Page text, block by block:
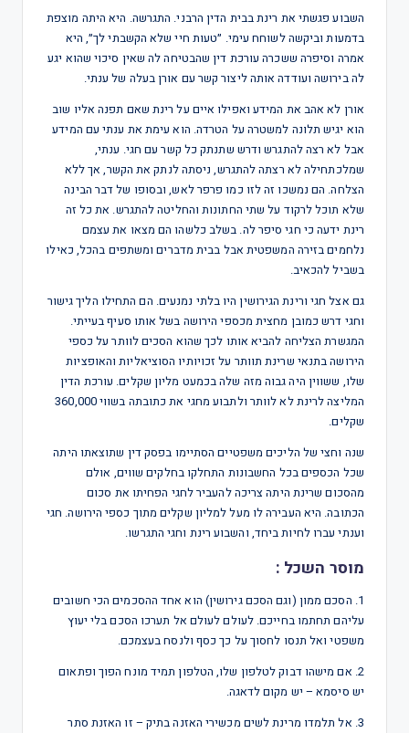
השבוע פגשתי את רינת בבית הדין הרבני. התגרשה. היא היתה מוצפת
בדמעות וביקשה לשוחח עימי. ״טעות חיי שלא הקשבתי לך״, היא
אמרה וסיפרה ששכרה עורכת דין שהבטיחה לה שאין סיכוי שהוא יגע
לה בירושה ועודדה אותה ליצור קשר עם אורן בעלה של ענתי.
אורן לא אהב את המידע ואפילו איים על רינת שאם תפנה אליו שוב
הוא יגיש תלונה למשטרה על הטרדה. הוא עימת את ענתי עם המידע
אבל לא רצה להתגרש ודרש שתנתק כל קשר עם חגי. ענתי,
שמלכתחילה לא רצתה להתגרש, ניסתה לנתק את הקשר, אך ללא
הצלחה. הם נמשכו זה לזו כמו פרפר לאש, ובסופו של דבר הבינה
שלא תוכל לרקוד על שתי החתונות והחליטה להתגרש. את כל זה
רינת ידעה כי חגי סיפר לה. בשלב כלשהו הם מצאו את עצמם
נלחמים בזירה המשפטית אבל בבית מדברים ומשתפים בהכל, כאילו
בשביל להכאיב.
גם אצל חגי ורינת הגירושין היו בלתי נמנעים. הם התחילו הליך גישור
וחגי דרש כמובן מחצית מכספי הירושה בשל אותו סעיף בעייתי.
המגשרת הצליחה להביא אותו לכך שהוא הסכים לוותר על כספי
הירושה בתנאי שרינת תוותר על זכויותיו הסוציאליות והאופציות
שלו, ששווין היה גבוה מזה שלה בכמעט מליון שקלים. עורכת הדין
המליצה לרינת לא לוותר ולתבוע מחגי את כתובתה בשווי 360,000
שקלים.
שנה וחצי של הליכים משפטיים הסתיימו בפסק דין שתוצאתו היתה
שכל הכספים בכל החשבונות התחלקו בחלקים שווים, אולם
מהסכום שרינת היתה צריכה להעביר לחגי הפחיתו את סכום
הכתובה. היא העבירה לו מעל למליון שקלים מתוך כספי הירושה. חגי
וענתי עברו לחיות ביחד, והשבוע רינת וחגי התגרשו.
מוסר השכל :
1. הסכם ממון (וגם הסכם גירושין) הוא אחד ההסכמים הכי חשובים
עליהם תחתמו בחייכם. לעולם לעולם אל תערכו הסכם בלי יעוץ
משפטי ואל תנסו לחסוך על כך כסף ולנסח בעצמכם.
2. אם מישהו דבוק לטלפון שלו, הטלפון תמיד מונח הפוך ופתאום
יש סיסמא – יש מקום לדאגה.
3. אל תלמדו מרינת לשים מכשירי האזנה בתיק – זו האזנת סתר